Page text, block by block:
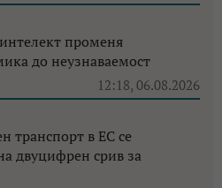
променя
до неузнаваемост
12:18, 06.08.2026
транспорт в ЕС се
двуцифрен срив за